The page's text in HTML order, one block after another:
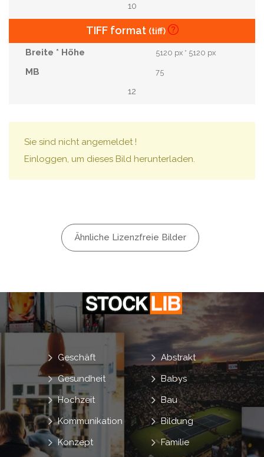
10
TIFF format (tiff)
5120 px * 5120 px
75
12
Sie sind nicht angemeldet !
Einloggen, um dieses Bild herunterladen.
Ähnliche Lizenzfreie Bilder
Abstrakt
Babys
Bau
Bildung
Familie
Geschäft
Gesundheit
Hochzeit
Kommunikation
Konzept